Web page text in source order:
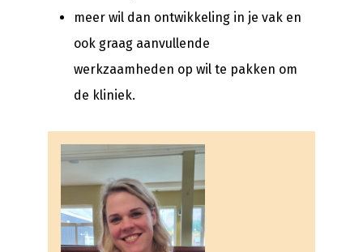
meer wil dan ontwikkeling in je vak en
ook graag aanvullende
werkzaamheden op wil te pakken om
de kliniek.